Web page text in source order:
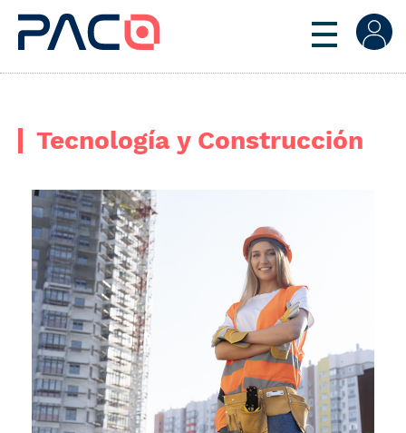
Tecnología y Construcción